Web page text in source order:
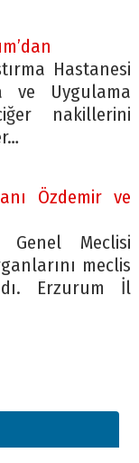
Hastanesi
ve Uygulama
nakillerini
Özdemir ve
Genel Meclisi
meclis
Erzurum İl